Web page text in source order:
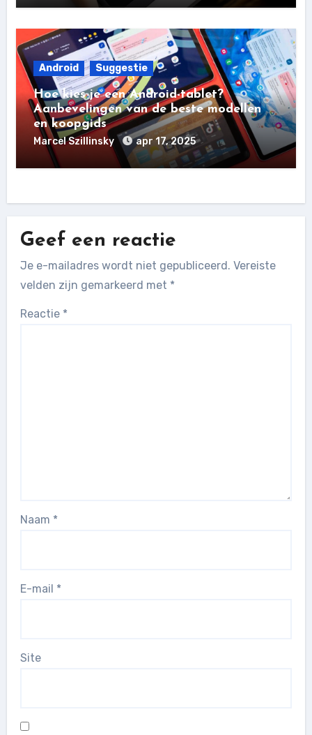
Android Suggestie
Hoe kies je een Android-tablet?
Aanbevelingen van de beste modellen
en koopgids
Marcel Szillinsky apr 17, 2025
Geef een reactie
Je e-mailadres wordt niet gepubliceerd. Vereiste
velden zijn gemarkeerd met *
Reactie *
Naam *
E-mail *
Site